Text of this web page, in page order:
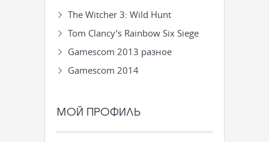
The Witcher 3: Wild Hunt
Tom Clancy’s Rainbow Six Siege
Gamescom 2013 разное
Gamescom 2014
МОЙ ПРОФИЛЬ